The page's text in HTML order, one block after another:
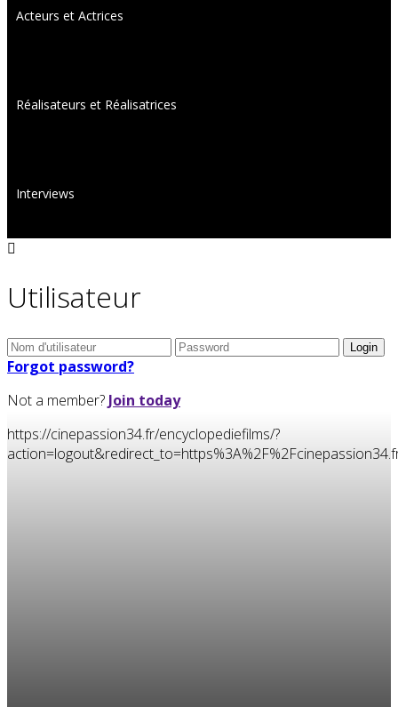
Acteurs et Actrices
Réalisateurs et Réalisatrices
Interviews
Utilisateur
Forgot password?
Not a member? Join today
https://cinepassion34.fr/encyclopediefilms/?